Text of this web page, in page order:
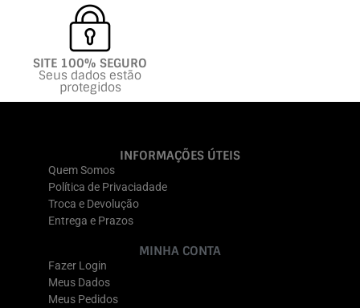
SITE 100% SEGURO
Seus dados estão
protegidos
INFORMAÇÕES ÚTEIS
Quem Somos
Política de Privaciadade
Troca e Devolução
Entrega e Prazos
MINHA CONTA
Fazer Login
Meus Dados
Meus Pedidos